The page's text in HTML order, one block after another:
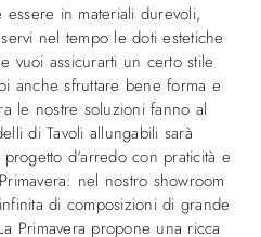
in materiali durevoli,
nel tempo le doti estetiche
vuoi assicurarti un certo stile
anche sfruttare bene forma e
le nostre soluzioni fanno al
di Tavoli allungabili sarà
d'arredo con praticità e
nel nostro showroom
di composizioni di grande
Primavera propone una ricca